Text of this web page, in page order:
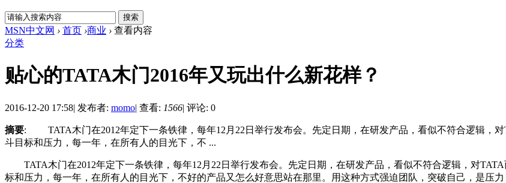
MSN中文网 › 首页 ›商业 › 查看内容
分类
贴心的TATA木门2016年又玩出什么新花样？
2016-12-20 17:58| 发布者: momo| 查看: 1566| 评论: 0
摘要: TATA木门在2012年定下一条铁律，每年12月22日举行发布会。先定日期，在研发产品，看似不符合逻辑，
斗目标和压力，每一年，在所有人的目光下，不 ...
TATA木门在2012年定下一条铁律，每年12月22日举行发布会。先定日期，在研发产品，看似不符合逻辑，对
标和压力，每一年，在所有人的目光下，不好的产品又怎么好意思站在那里。用这种方式强迫团队，突破自己，是压力